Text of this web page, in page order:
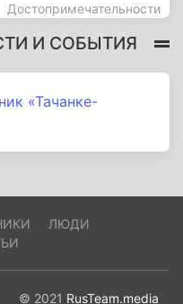
Достопримечательности
И СОБЫТИЯ
«Тачанке-
ЛЮДИ
© 2021 RusTeam.media